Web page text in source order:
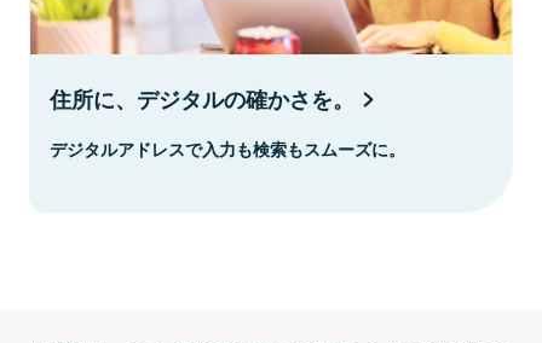
住所に、デジタルの確かさを。
デジタルアドレスで入力も検索もスムーズに。